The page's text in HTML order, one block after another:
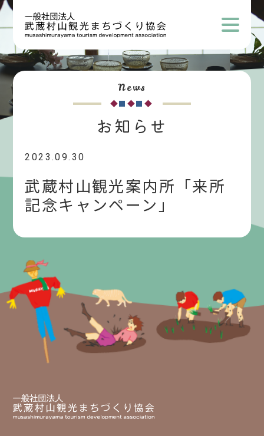
News
お知らせ
2023.09.30
武蔵村山観光案内所「来所
記念キャンペーン」